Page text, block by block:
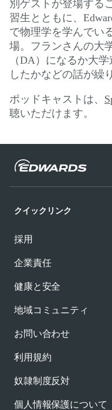
別ゲストが登場する
習生とともに、
で物理学を学んでい
場。フランさんの大
（DA）になるか大
したかなどの話が繰
ポッドキャストは、
聴いただけます。
クイックリンク
採用
企業責任
健康と安全
地域コミュニティ
お問い合わせ
利用規約
奴隷制度反対
個人情報保護について